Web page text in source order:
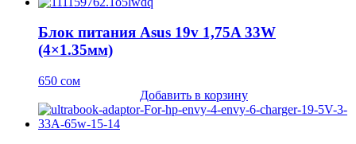
Блок питания Asus 19v 1,75A 33W
(4×1.35мм)
650 сом
Добавить в корзину